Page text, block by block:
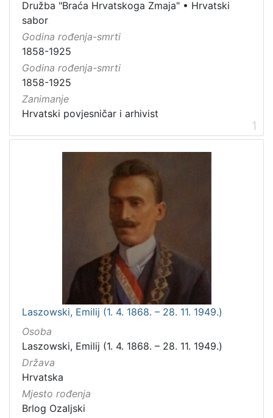
Družba "Braća Hrvatskoga Zmaja" • Hrvatski
sabor
Godina rođenja-smrti
1858-1925
Godina rođenja-smrti
1858-1925
Zanimanje
Hrvatski povjesničar i arhivist
1
Laszowski, Emilij (1. 4. 1868. – 28. 11. 1949.)
Osoba
Laszowski, Emilij (1. 4. 1868. – 28. 11. 1949.)
Država
Hrvatska
Mjesto rođenja
Brlog Ozaljski